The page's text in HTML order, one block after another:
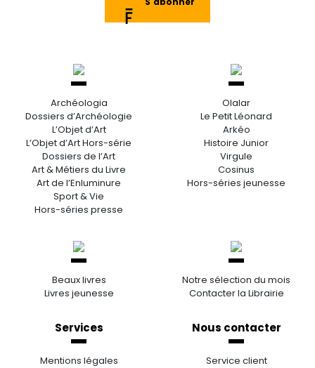
Archéologia
Dossiers d’Archéologie
L’Objet d’Art
L’Objet d’Art Hors-série
Dossiers de l’Art
Art & Métiers du Livre
Art de l’Enluminure
Sport & Vie
Hors-séries presse
Olalar
Le Petit Léonard
Arkéo
Histoire Junior
Virgule
Cosinus
Hors-séries jeunesse
Beaux livres
Livres jeunesse
Notre sélection du mois
Contacter la Librairie
Services
Mentions légales
Nous contacter
Service client